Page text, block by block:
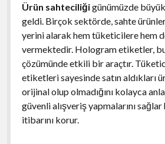
Ürün sahteciliğigünümüzde
geldi. Birçok sektörde, sahte
yerini alarak hem tüketicilere hem
vermektedir. Hologram etiketler,
çözümünde etkili bir araçtır.
etiketleri sayesinde satın aldıkları
orijinal olup olmadığını kolayca
güvenli alışveriş yapmalarını
itibarını korur.